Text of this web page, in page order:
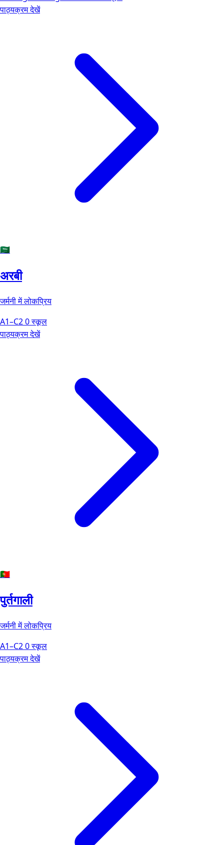
पाठ्यक्रम देखें
🇸🇦
अरबी
जर्मनी में लोकप्रिय
A1–C20 स्कूल
पाठ्यक्रम देखें
🇵🇹
पुर्तगाली
जर्मनी में लोकप्रिय
A1–C20 स्कूल
पाठ्यक्रम देखें